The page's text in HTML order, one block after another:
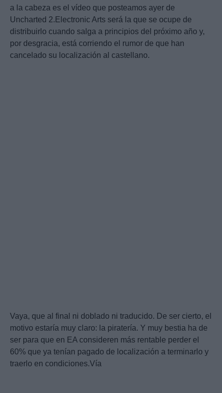
a la cabeza es el vídeo que posteamos ayer de
Uncharted 2.Electronic Arts será la que se ocupe de
distribuirlo cuando salga a principios del próximo año y,
por desgracia, está corriendo el rumor de que han
cancelado su localización al castellano.
Vaya, que al final ni doblado ni traducido. De ser cierto, el
motivo estaría muy claro: la piratería. Y muy bestia ha de
ser para que en EA consideren más rentable perder el
60% que ya tenían pagado de localización a terminarlo y
traerlo en condiciones.Vía